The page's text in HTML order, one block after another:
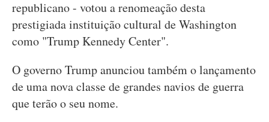
republicano - votou a renomeação desta
prestigiada instituição cultural de Washington
como "Trump Kennedy Center".
O governo Trump anunciou também o lançamento
de uma nova classe de grandes navios de guerra
que terão o seu nome.